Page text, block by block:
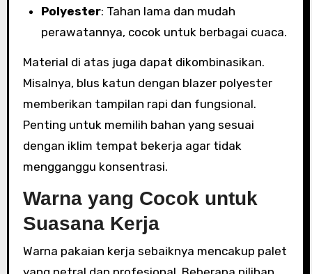
Polyester: Tahan lama dan mudah
perawatannya, cocok untuk berbagai cuaca.
Material di atas juga dapat dikombinasikan.
Misalnya, blus katun dengan blazer polyester
memberikan tampilan rapi dan fungsional.
Penting untuk memilih bahan yang sesuai
dengan iklim tempat bekerja agar tidak
mengganggu konsentrasi.
Warna yang Cocok untuk
Suasana Kerja
Warna pakaian kerja sebaiknya mencakup palet